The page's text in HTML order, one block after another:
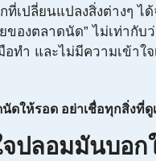
เปลี่ยนแปลงสิ่งต่างๆ ไ
ของตลาดนัด” ไม่เท่ากั
ทำ และไม่มีความเข้าใ
ดให้รอด อย่าเชื่อทุกสิ่งที่
ปลอมมันบอก